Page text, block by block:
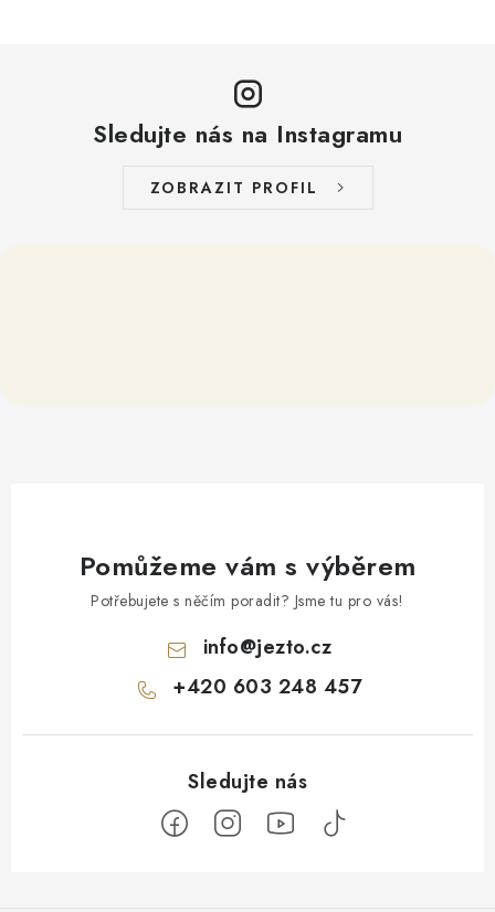
Sledujte nás na Instagramu
ZOBRAZIT PROFIL
Pomůžeme vám s výběrem
Potřebujete s něčím poradit? Jsme tu pro vás!
info@jezto.cz
+420 603 248 457